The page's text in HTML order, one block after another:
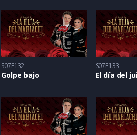
S07E132
Golpe bajo
S07E133
El día del